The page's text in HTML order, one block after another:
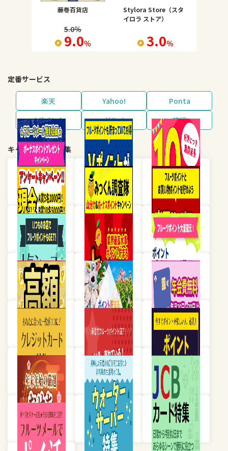
藤巻百貨店
5.0％
9.0％
Stylora Store（スタ
イロラ ストア）
3.0％
定番サービス
楽天 Yahoo!
Ponta
dポイント
グルメ 旅行
キャンペーン・特集